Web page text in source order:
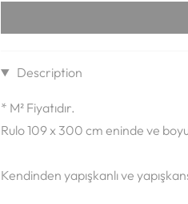
Description
* M² Fiyatıdır.
Rulo 109 x 300 cm eninde ve
Kendinden yapışkanlı ve